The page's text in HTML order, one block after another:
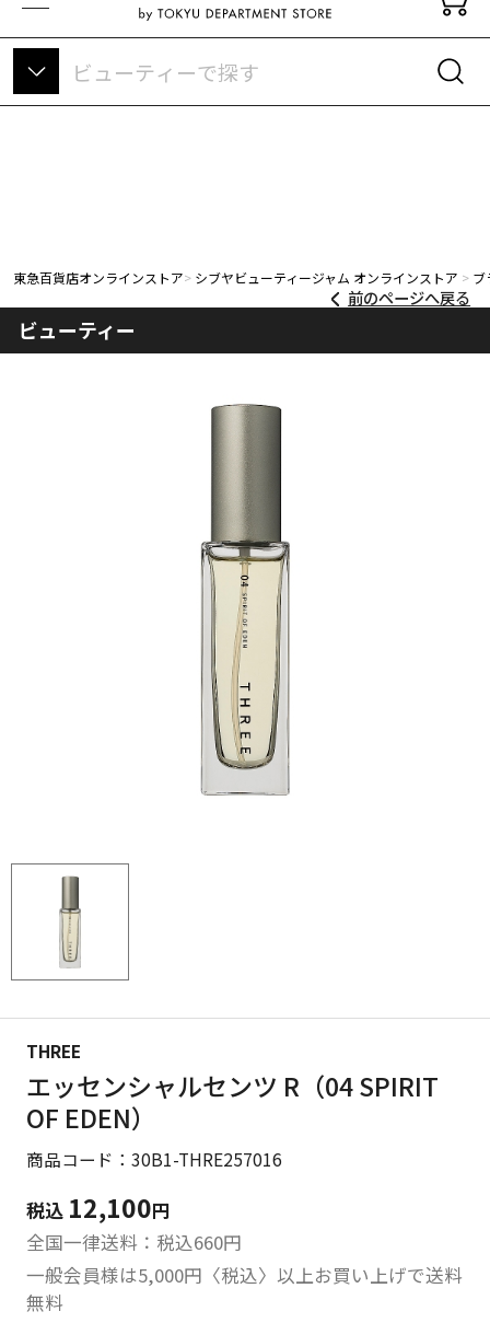
東急百貨店オンラインストアについて
東急百貨店オンラインストア シブヤビューティージャム オンラインストア ブ
前のページへ戻る
THREE
エッセンシャルセンツ R（04 SPIRIT
OF EDEN）
商品コード：30B1-THRE257016
税込 12,100円
全国一律送料：税込660円
一般会員様は5,000円〈税込〉以上お買い上げで送料
無料
ビューティー